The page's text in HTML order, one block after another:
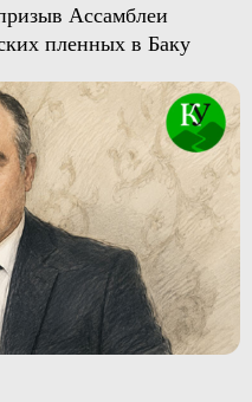
Ассамблеи
пленных в Баку